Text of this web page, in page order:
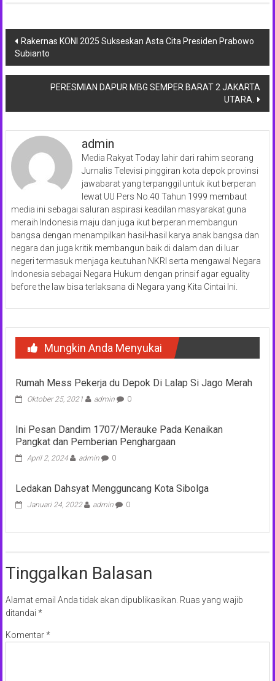
Navigasi
pos
Rakernas KONI 2025 Sukseskan Asta Cita Presiden Prabowo
Subianto
PERESMIAN DAPUR MBG SEMPER BARAT 2 JAKARTA
UTARA.
admin
Media Rakyat Today lahir dari rahim seorang
Jurnalis Televisi pinggiran kota depok provinsi
jawabarat yang terpanggil untuk ikut berperan
lewat UU Pers No.40 Tahun 1999 membaut
media ini sebagai saluran aspirasi keadilan masyarakat guna
meraih Indonesia maju dan juga ikut berperan membangun
bangsa dengan menampilkan hasil-hasil karya anak bangsa dan
negara dan juga kritik membangun baik di dalam dan di luar
negeri termasuk menjaga keutuhan NKRI serta mengawal Negara
Indonesia sebagai Negara Hukum dengan prinsif agar eguality
before the law bisa terlaksana di Negara yang Kita Cintai Ini.
Mungkin Anda Menyukai
Rumah Mess Pekerja du Depok Di Lalap Si Jago Merah
Oktober 25, 2021 admin 0
Ini Pesan Dandim 1707/Merauke Pada Kenaikan
Pangkat dan Pemberian Penghargaan
April 2, 2024 admin 0
Ledakan Dahsyat Mengguncang Kota Sibolga
Januari 24, 2022 admin 0
Tinggalkan Balasan
Alamat email Anda tidak akan dipublikasikan. Ruas yang wajib
ditandai *
Komentar*